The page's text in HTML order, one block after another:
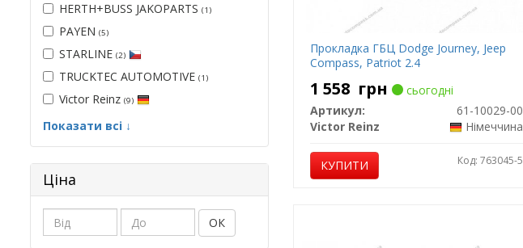
HERTH+BUSS JAKOPARTS (1)
PAYEN (5)
STARLINE (2)
TRUCKTEC AUTOMOTIVE (1)
Victor Reinz (9)
Показати всі ↓
Ціна
ОК
Прокладка ГБЦ Dodge Journey, Jeep
Compass, Patriot 2.4
1 558 грн
сьогодні
Артикул:
61-10029-00
Victor Reinz
Німеччина
КУПИТИ Код: 763045-5